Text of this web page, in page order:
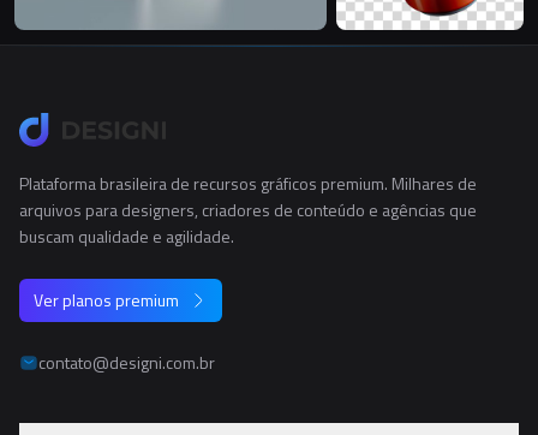
Plataforma brasileira de recursos gráficos premium. Milhares de
arquivos para designers, criadores de conteúdo e agências que
buscam qualidade e agilidade.
Ver planos premium
contato@designi.com.br